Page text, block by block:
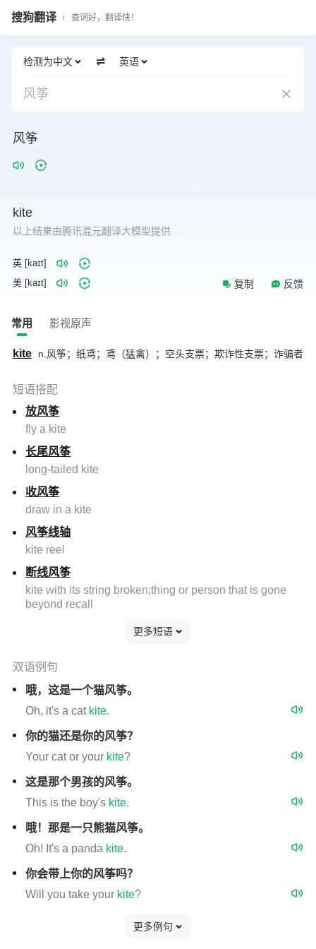
搜狗翻译 查词好，翻译快！
检测为中文 英语
风筝
风筝
kite
以上结果由腾讯混元翻译大模型提供
英 [kaɪt]
美 [kaɪt]
复制 反馈
常用 影视原声
kite n.风筝；纸鸢；鸢（猛禽）；空头支票；欺诈性支票；诈骗者
短语搭配
放风筝
fly a kite
长尾风筝
long-tailed kite
收风筝
draw in a kite
风筝线轴
kite reel
断线风筝
kite with its string broken;thing or person that is gone
beyond recall
更多短语
双语例句
哦，这是一个猫风筝。
Oh, it's a cat kite.
你的猫还是你的风筝？
Your cat or your kite?
这是那个男孩的风筝。
This is the boy's kite.
哦！那是一只熊猫风筝。
Oh! It's a panda kite.
你会带上你的风筝吗？
Will you take your kite?
更多例句